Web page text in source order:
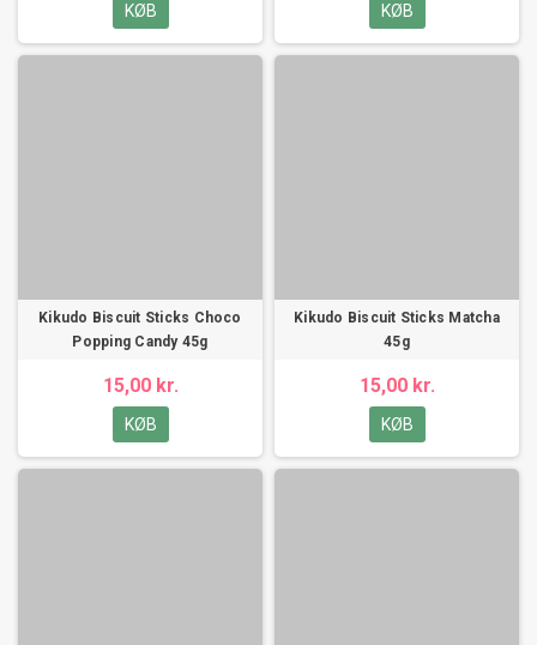
KØB KØB
Kikudo Biscuit Sticks Choco
Popping Candy 45g
15,00 kr.
KØB
Kikudo Biscuit Sticks Matcha
45g
15,00 kr.
KØB